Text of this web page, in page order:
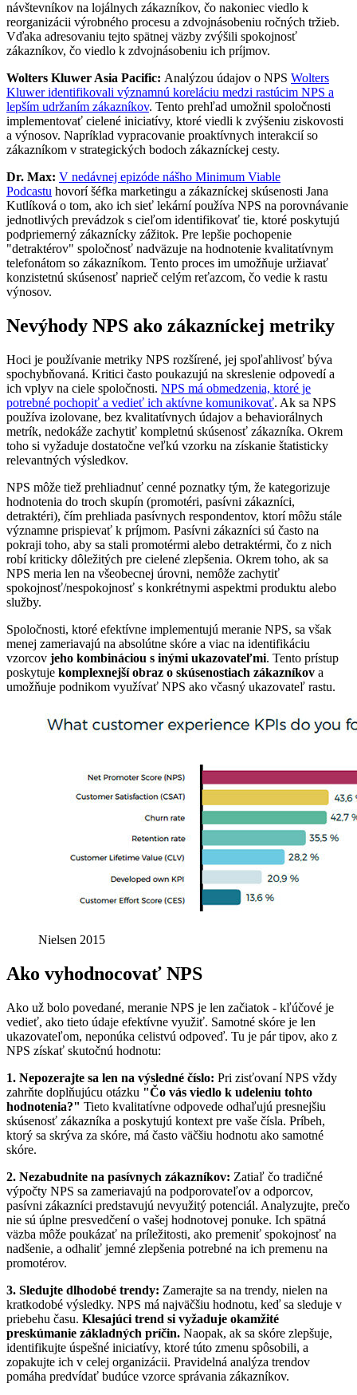
návštevníkov na lojálnych zákazníkov, čo nakoniec viedlo k
reorganizácii výrobného procesu a zdvojnásobeniu ročných tržieb.
Vďaka adresovaniu tejto spätnej väzby zvýšili spokojnosť
zákazníkov, čo viedlo k zdvojnásobeniu ich príjmov.
Wolters Kluwer Asia Pacific: Analýzou údajov o NPS Wolters
Kluwer identifikovali významnú koreláciu medzi rastúcim NPS a
lepším udržaním zákazníkov. Tento prehľad umožnil spoločnosti
implementovať cielené iniciatívy, ktoré viedli k zvýšeniu ziskovosti
a výnosov. Napríklad vypracovanie proaktívnych interakcií so
zákazníkom v strategických bodoch zákazníckej cesty.
Dr. Max: V nedávnej epizóde nášho Minimum Viable
Podcastu hovorí šéfka marketingu a zákazníckej skúsenosti Jana
Kutlíková o tom, ako ich sieť lekární používa NPS na porovnávanie
jednotlivých prevádzok s cieľom identifikovať tie, ktoré poskytujú
podpriemerný zákaznícky zážitok. Pre lepšie pochopenie
"detraktérov" spoločnosť nadväzuje na hodnotenie kvalitatívnym
telefonátom so zákazníkom. Tento proces im umožňuje uržiavať
konzistetnú skúsenosť naprieč celým reťazcom, čo vedie k rastu
výnosov.
Nevýhody NPS ako zákazníckej metriky
Hoci je používanie metriky NPS rozšírené, jej spoľahlivosť býva
spochybňovaná. Kritici často poukazujú na skreslenie odpovedí a
ich vplyv na ciele spoločnosti. NPS má obmedzenia, ktoré je
potrebné pochopiť a vedieť ich aktívne komunikovať. Ak sa NPS
používa izolovane, bez kvalitatívnych údajov a behaviorálnych
metrík, nedokáže zachytiť kompletnú skúsenosť zákazníka. Okrem
toho si vyžaduje dostatočne veľkú vzorku na získanie štatisticky
relevantných výsledkov.
NPS môže tiež prehliadnuť cenné poznatky tým, že kategorizuje
hodnotenia do troch skupín (promotéri, pasívni zákazníci,
detraktéri), čím prehliada pasívnych respondentov, ktorí môžu stále
významne prispievať k príjmom. Pasívni zákazníci sú často na
pokraji toho, aby sa stali promotérmi alebo detraktérmi, čo z nich
robí kriticky dôležitých pre cielené zlepšenia. Okrem toho, ak sa
NPS meria len na všeobecnej úrovni, nemôže zachytiť
spokojnosť/nespokojnosť s konkrétnymi aspektmi produktu alebo
služby.
Spoločnosti, ktoré efektívne implementujú meranie NPS, sa však
menej zameriavajú na absolútne skóre a viac na identifikáciu
vzorcov jeho kombináciou s inými ukazovateľmi. Tento prístup
poskytuje komplexnejší obraz o skúsenostiach zákazníkov a
umožňuje podnikom využívať NPS ako včasný ukazovateľ rastu.
Nielsen 2015
Ako vyhodnocovať NPS
Ako už bolo povedané, meranie NPS je len začiatok - kľúčové je
vedieť, ako tieto údaje efektívne využiť. Samotné skóre je len
ukazovateľom, neponúka celistvú odpoveď. Tu je pár tipov, ako z
NPS získať skutočnú hodnotu:
1. Nepozerajte sa len na výsledné číslo: Pri zisťovaní NPS vždy
zahrňte doplňujúcu otázku "Čo vás viedlo k udeleniu tohto
hodnotenia?" Tieto kvalitatívne odpovede odhaľujú presnejšiu
skúsenosť zákazníka a poskytujú kontext pre vaše čísla. Príbeh,
ktorý sa skrýva za skóre, má často väčšiu hodnotu ako samotné
skóre.
2. Nezabudnite na pasívnych zákazníkov: Zatiaľ čo tradičné
výpočty NPS sa zameriavajú na podporovateľov a odporcov,
pasívni zákazníci predstavujú nevyužitý potenciál. Analyzujte, prečo
nie sú úplne presvedčení o vašej hodnotovej ponuke. Ich spätná
väzba môže poukázať na príležitosti, ako premeniť spokojnosť na
nadšenie, a odhaliť jemné zlepšenia potrebné na ich premenu na
promotérov.
3. Sledujte dlhodobé trendy: Zamerajte sa na trendy, nielen na
kratkodobé výsledky. NPS má najväčšiu hodnotu, keď sa sleduje v
priebehu času. Klesajúci trend si vyžaduje okamžité
preskúmanie základných príčin. Naopak, ak sa skóre zlepšuje,
identifikujte úspešné iniciatívy, ktoré túto zmenu spôsobili, a
zopakujte ich v celej organizácii. Pravidelná analýza trendov
pomáha predvídať budúce vzorce správania zákazníkov.